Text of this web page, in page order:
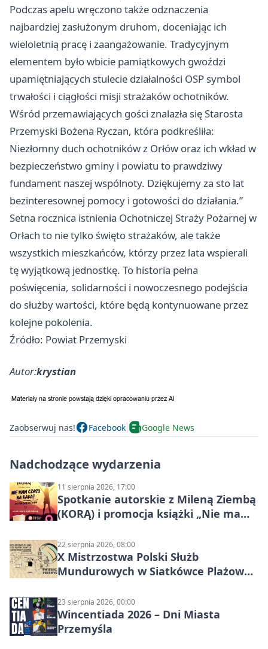
Podczas apelu wręczono także odznaczenia
najbardziej zasłużonym druhom, doceniając ich
wieloletnią pracę i zaangażowanie. Tradycyjnym
elementem było wbicie pamiątkowych gwoździ
upamiętniających stulecie działalności OSP symbol
trwałości i ciągłości misji strażaków ochotników.
Wśród przemawiających gości znalazła się Starosta
Przemyski Bożena Ryczan, która podkreśliła:
Niezłomny duch ochotników z Orłów oraz ich wkład w
bezpieczeństwo gminy i powiatu to prawdziwy
fundament naszej wspólnoty. Dziękujemy za sto lat
bezinteresownej pomocy i gotowości do działania.”
Setna rocznica istnienia Ochotniczej Straży Pożarnej w
Orłach to nie tylko święto strażaków, ale także
wszystkich mieszkańców, którzy przez lata wspierali
tę wyjątkową jednostkę. To historia pełna
poświęcenia, solidarności i nowoczesnego podejścia
do służby wartości, które będą kontynuowane przez
kolejne pokolenia.
Źródło: Powiat Przemyski
Autor:krystian
Zaobserwuj nas! Facebook Google News
Nadchodzące wydarzenia
11 sierpnia 2026, 17:00
Spotkanie autorskie z Mileną Ziembą
(KORĄ) i promocja książki „Nie mam
22 sierpnia 2026, 08:00
X Mistrzostwa Polski Służb
Mundurowych w Siatkówce Plażowej
23 sierpnia 2026, 00:00
Wincentiada 2026 – Dni Miasta
Przemyśla